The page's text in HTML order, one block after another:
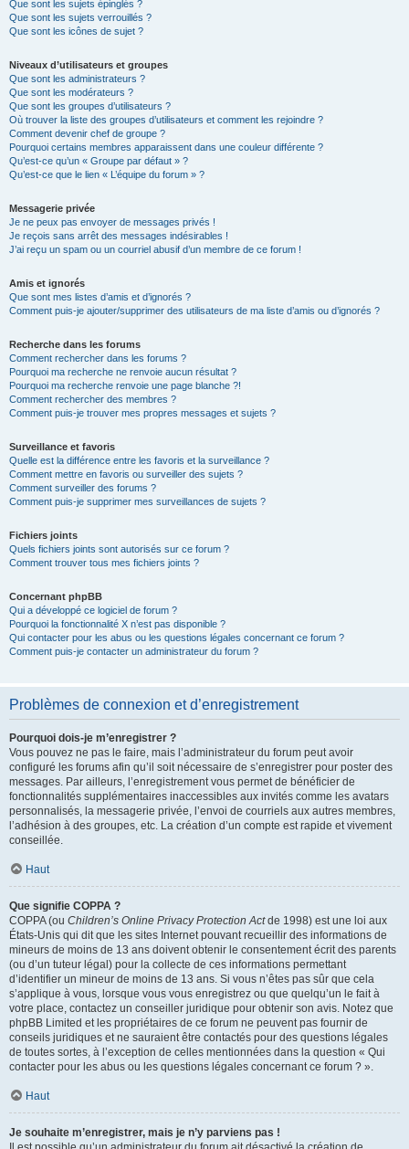
Que sont les sujets épinglés ?
Que sont les sujets verrouillés ?
Que sont les icônes de sujet ?
Niveaux d’utilisateurs et groupes
Que sont les administrateurs ?
Que sont les modérateurs ?
Que sont les groupes d’utilisateurs ?
Où trouver la liste des groupes d’utilisateurs et comment les rejoindre ?
Comment devenir chef de groupe ?
Pourquoi certains membres apparaissent dans une couleur différente ?
Qu’est-ce qu’un « Groupe par défaut » ?
Qu’est-ce que le lien « L’équipe du forum » ?
Messagerie privée
Je ne peux pas envoyer de messages privés !
Je reçois sans arrêt des messages indésirables !
J’ai reçu un spam ou un courriel abusif d’un membre de ce forum !
Amis et ignorés
Que sont mes listes d’amis et d’ignorés ?
Comment puis-je ajouter/supprimer des utilisateurs de ma liste d’amis ou d’ignorés ?
Recherche dans les forums
Comment rechercher dans les forums ?
Pourquoi ma recherche ne renvoie aucun résultat ?
Pourquoi ma recherche renvoie une page blanche ?!
Comment rechercher des membres ?
Comment puis-je trouver mes propres messages et sujets ?
Surveillance et favoris
Quelle est la différence entre les favoris et la surveillance ?
Comment mettre en favoris ou surveiller des sujets ?
Comment surveiller des forums ?
Comment puis-je supprimer mes surveillances de sujets ?
Fichiers joints
Quels fichiers joints sont autorisés sur ce forum ?
Comment trouver tous mes fichiers joints ?
Concernant phpBB
Qui a développé ce logiciel de forum ?
Pourquoi la fonctionnalité X n’est pas disponible ?
Qui contacter pour les abus ou les questions légales concernant ce forum ?
Comment puis-je contacter un administrateur du forum ?
Problèmes de connexion et d’enregistrement
Pourquoi dois-je m’enregistrer ?
Vous pouvez ne pas le faire, mais l’administrateur du forum peut avoir
configuré les forums afin qu’il soit nécessaire de s’enregistrer pour poster des
messages. Par ailleurs, l’enregistrement vous permet de bénéficier de
fonctionnalités supplémentaires inaccessibles aux invités comme les avatars
personnalisés, la messagerie privée, l’envoi de courriels aux autres membres,
l’adhésion à des groupes, etc. La création d’un compte est rapide et vivement
conseillée.
Haut
Que signifie COPPA ?
COPPA (ou Children’s Online Privacy Protection Actde 1998) est une loi aux
États-Unis qui dit que les sites Internet pouvant recueillir des informations de
mineurs de moins de 13 ans doivent obtenir le consentement écrit des parents
(ou d’un tuteur légal) pour la collecte de ces informations permettant
d’identifier un mineur de moins de 13 ans. Si vous n’êtes pas sûr que cela
s’applique à vous, lorsque vous vous enregistrez ou que quelqu’un le fait à
votre place, contactez un conseiller juridique pour obtenir son avis. Notez que
phpBB Limited et les propriétaires de ce forum ne peuvent pas fournir de
conseils juridiques et ne sauraient être contactés pour des questions légales
de toutes sortes, à l’exception de celles mentionnées dans la question « Qui
contacter pour les abus ou les questions légales concernant ce forum ? ».
Haut
Je souhaite m’enregistrer, mais je n’y parviens pas !